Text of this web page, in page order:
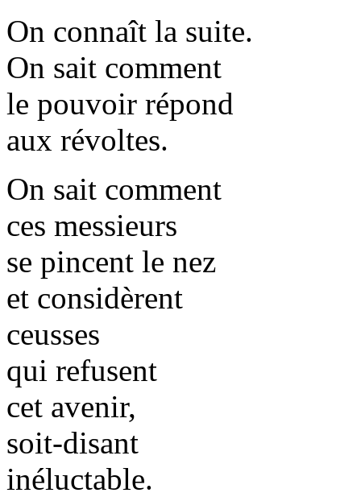
On connaît la suite.
On sait comment
le pouvoir répond
aux révoltes.
On sait comment
ces messieurs
se pincent le nez
et considèrent
ceusses
qui refusent
cet avenir,
soit-disant
inéluctable.